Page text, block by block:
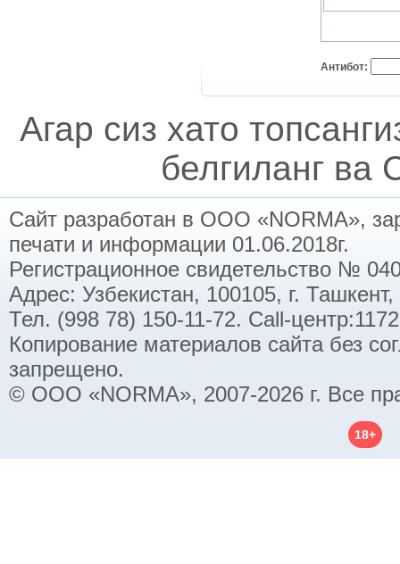
Антибот:
Агар сиз хато
белгиланг ва
Сайт разработан в ООО «NORMA»,
печати и информации 01.06.2018г.
Регистрационное свидетельство №
Адрес: Узбекистан, 100105, г.
Тел. (998 78) 150-11-72. Call-
Копирование материалов сайта без
запрещено.
© ООО «NORMA», 2007-2026 г. Все
18+